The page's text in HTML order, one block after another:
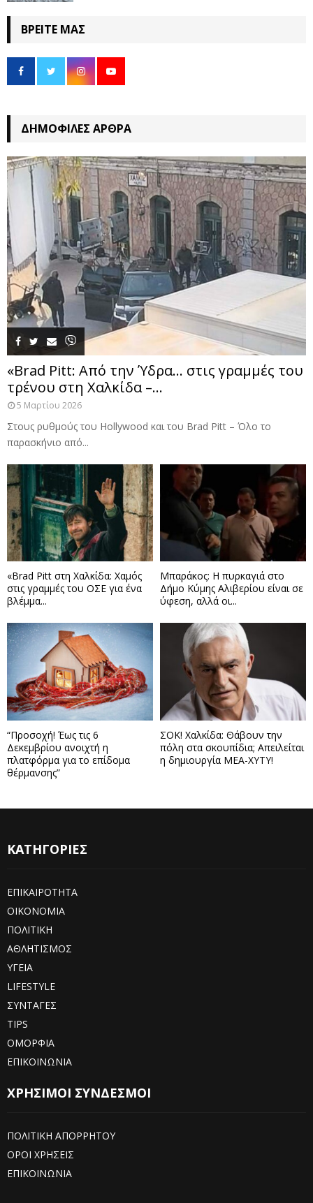
ΒΡΕΊΤΕ ΜΑΣ
ΔΗΜΟΦΙΛΈΣ ΆΡΘΡΑ
«Brad Pitt: Από την Ύδρα… στις γραμμές του
τρένου στη Χαλκίδα –...
5 Μαρτίου 2026
Στους ρυθμούς του Hollywood και του Brad Pitt – Όλο το
παρασκήνιο από...
«Brad Pitt στη Χαλκίδα: Χαμός
στις γραμμές του ΟΣΕ για ένα
βλέμμα...
Μπαράκος: Η πυρκαγιά στο
Δήμο Κύμης Αλιβερίου είναι σε
ύφεση, αλλά οι...
“Προσοχή! Έως τις 6
Δεκεμβρίου ανοιχτή η
πλατφόρμα για το επίδομα
θέρμανσης”
ΣΟΚ! Χαλκίδα: Θάβουν την
πόλη στα σκουπίδια; Απειλείται
η δημιουργία ΜΕΑ-ΧΥΤΥ!
ΚΑΤΗΓΟΡΙΕΣ
ΕΠΙΚΑΙΡΟΤΗΤΑ
ΟΙΚΟΝΟΜΙΑ
ΠΟΛΙΤΙΚΗ
ΑΘΛΗΤΙΣΜΟΣ
ΥΓΕΙΑ
LIFESTYLE
ΣΥΝΤΑΓΕΣ
TIPS
ΟΜΟΡΦΙΑ
ΕΠΙΚΟΙΝΩΝΙΑ
ΧΡΗΣΙΜΟΙ ΣΥΝΔΕΣΜΟΙ
ΠΟΛΙΤΙΚΗ ΑΠΟΡΡΗΤΟΥ
ΟΡΟΙ ΧΡΗΣΕΙΣ
ΕΠΙΚΟΙΝΩΝΙΑ